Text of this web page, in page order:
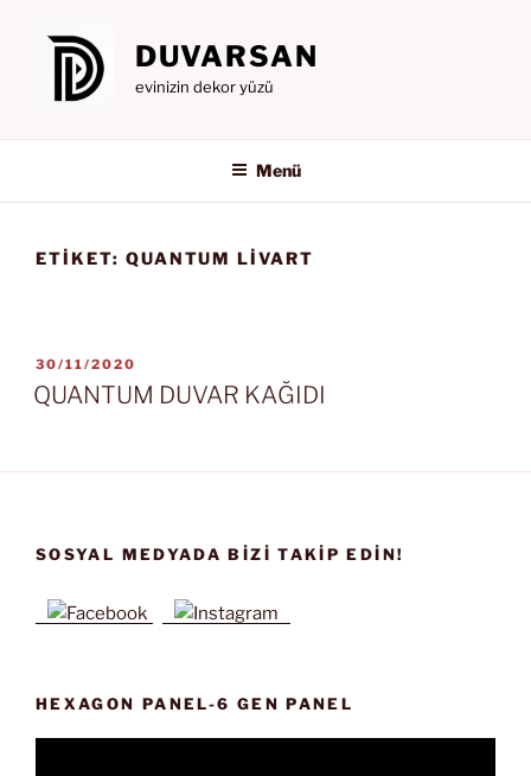
DUVARSAN
evinizin dekor yüzü
Menü
ETIKET: QUANTUM LIVART
YAYIM
TARIHI
30/11/2020
QUANTUM DUVAR KAĞIDI
SOSYAL MEDYADA BIZI TAKIP EDIN!
HEXAGON PANEL-6 GEN PANEL